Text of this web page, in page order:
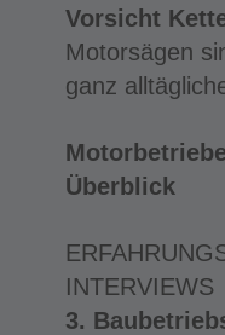
Vorsicht
Motorsägen
ganz
Überblick
INTERVIEWS
3.